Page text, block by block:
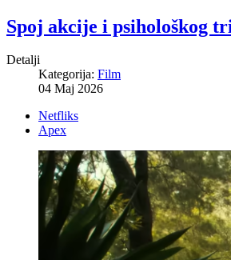
Spoj akcije i psihološkog
Detalji
Kategorija: Film
04 Maj 2026
Netfliks
Apex